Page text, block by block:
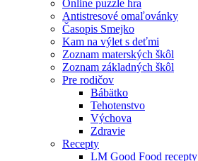
Online puzzle hra
Antistresové omaľovánky
Časopis Smejko
Kam na výlet s deťmi
Zoznam materských škôl
Zoznam základných škôl
Pre rodičov
Bábätko
Tehotenstvo
Výchova
Zdravie
Recepty
LM Good Food recepty